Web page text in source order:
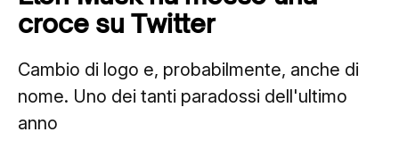
Tutti gli articoli
Chi siamo
croce su Twitter
Cambio di logo e, probabilmente, anche di
nome. Uno dei tanti paradossi dell'ultimo
anno